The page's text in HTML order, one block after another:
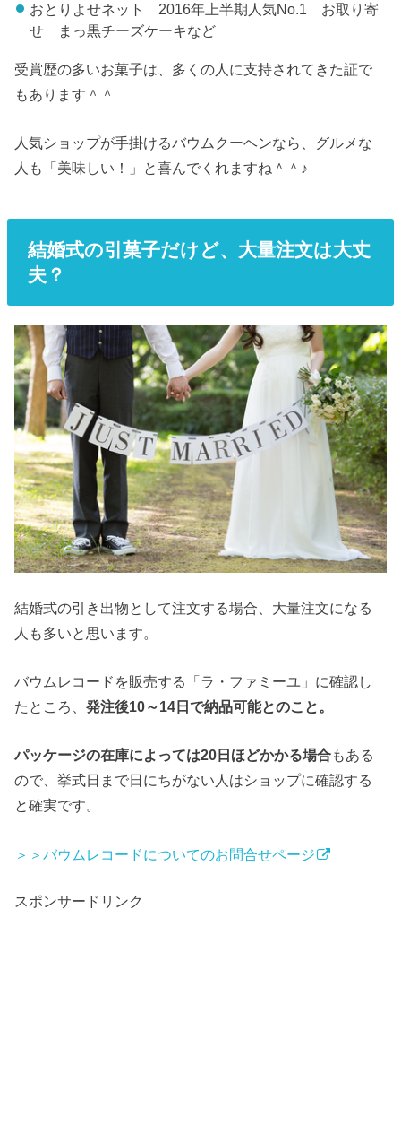
おとりよせネット 2016年上半期人気No.1 お取り寄
せ まっ黒チーズケーキなど
受賞歴の多いお菓子は、多くの人に支持されてきた証で
もあります＾＾
人気ショップが手掛けるバウムクーヘンなら、グルメな
人も「美味しい！」と喜んでくれますね＾＾♪
結婚式の引菓子だけど、大量注文は大丈
夫？
結婚式の引き出物として注文する場合、大量注文になる
人も多いと思います。
バウムレコードを販売する「ラ・ファミーユ」に確認し
たところ、発注後10～14日で納品可能とのこと。
パッケージの在庫によっては20日ほどかかる場合もある
ので、挙式日まで日にちがない人はショップに確認する
と確実です。
＞＞バウムレコードについてのお問合せページ
スポンサードリンク